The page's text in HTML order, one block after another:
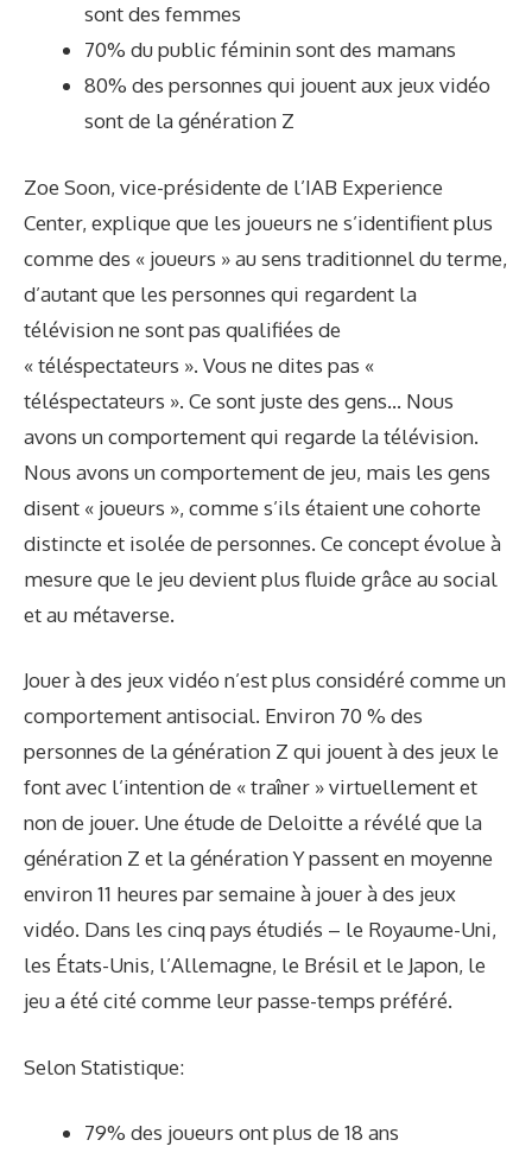
sont des femmes
70% du public féminin sont des mamans
80% des personnes qui jouent aux jeux vidéo
sont de la génération Z
Zoe Soon, vice-présidente de l’IAB Experience
Center, explique que les joueurs ne s’identifient plus
comme des « joueurs » au sens traditionnel du terme,
d’autant que les personnes qui regardent la
télévision ne sont pas qualifiées de
« téléspectateurs ». Vous ne dites pas «
téléspectateurs ». Ce sont juste des gens… Nous
avons un comportement qui regarde la télévision.
Nous avons un comportement de jeu, mais les gens
disent « joueurs », comme s’ils étaient une cohorte
distincte et isolée de personnes. Ce concept évolue à
mesure que le jeu devient plus fluide grâce au social
et au métaverse.
Jouer à des jeux vidéo n’est plus considéré comme un
comportement antisocial. Environ 70 % des
personnes de la génération Z qui jouent à des jeux le
font avec l’intention de « traîner » virtuellement et
non de jouer. Une étude de Deloitte a révélé que la
génération Z et la génération Y passent en moyenne
environ 11 heures par semaine à jouer à des jeux
vidéo. Dans les cinq pays étudiés – le Royaume-Uni,
les États-Unis, l’Allemagne, le Brésil et le Japon, le
jeu a été cité comme leur passe-temps préféré.
SelonStatistique:
79% des joueurs ont plus de 18 ans